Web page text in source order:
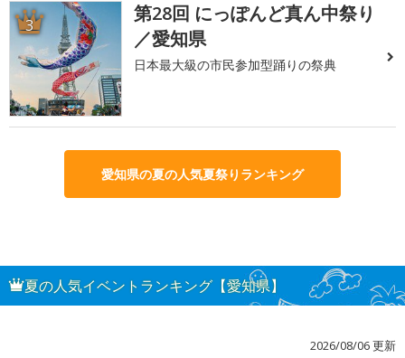
3
第28回 にっぽんど真ん中祭り
／愛知県
日本最大級の市民参加型踊りの祭典
愛知県の夏の人気夏祭りランキング
夏の人気イベントランキング【愛知県】
2026/08/06 更新